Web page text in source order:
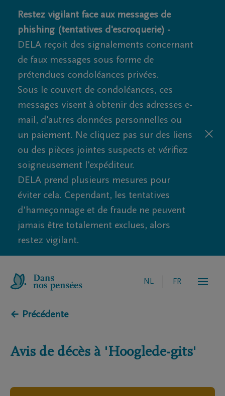
Restez vigilant face aux messages de
phishing (tentatives d'escroquerie) -
DELA reçoit des signalements concernant
de faux messages sous forme de
prétendues condoléances privées.
Sous le couvert de condoléances, ces
messages visent à obtenir des adresses e-
mail, d'autres données personnelles ou
un paiement. Ne cliquez pas sur des liens
ou des pièces jointes suspects et vérifiez
soigneusement l'expéditeur.
DELA prend plusieurs mesures pour
éviter cela. Cependant, les tentatives
d'hameçonnage et de fraude ne peuvent
jamais être totalement exclues, alors
restez vigilant.
NL FR
← Précédente
Avis de décès à 'Hooglede-gits'